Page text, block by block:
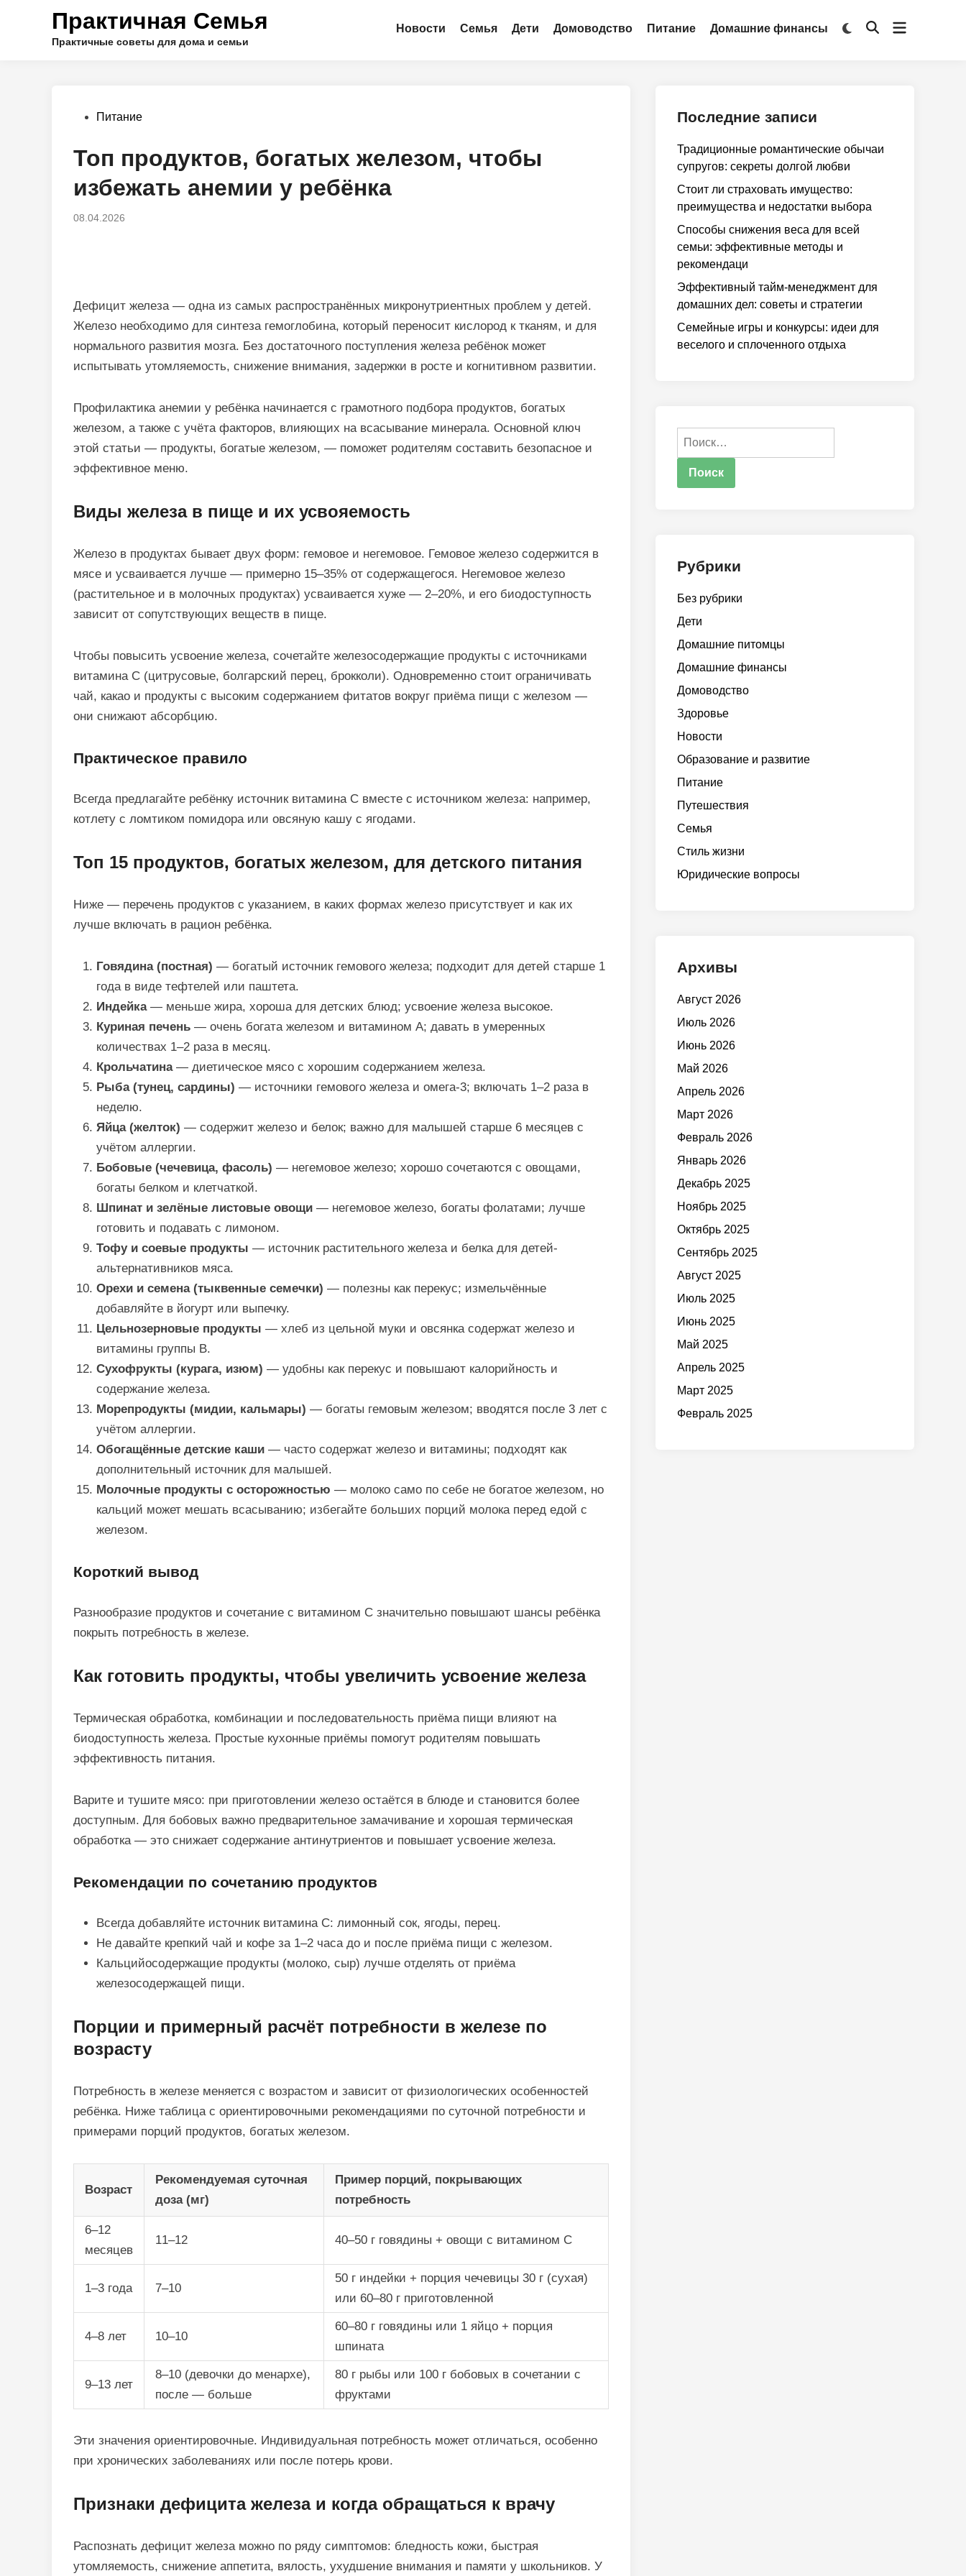
содержимому
Практичная Семья
Практичные советы для дома и семьи
Новости Семья Дети Домоводство Питание Домашние финансы
Переключить
на
ОткрытьОткрыть
Опубликовано
Питание
Топ продуктов, богатых железом, чтобы
избежать анемии у ребёнка
08.04.2026
Дефицит железа — одна из самых распространённых микронутриентных проблем у детей.
Железо необходимо для синтеза гемоглобина, который переносит кислород к тканям, и для
нормального развития мозга. Без достаточного поступления железа ребёнок может
испытывать утомляемость, снижение внимания, задержки в росте и когнитивном развитии.
Профилактика анемии у ребёнка начинается с грамотного подбора продуктов, богатых
железом, а также с учёта факторов, влияющих на всасывание минерала. Основной ключ
этой статьи — продукты, богатые железом, — поможет родителям составить безопасное и
эффективное меню.
Виды железа в пище и их усвояемость
Железо в продуктах бывает двух форм: гемовое и негемовое. Гемовое железо содержится в
мясе и усваивается лучше — примерно 15–35% от содержащегося. Негемовое железо
(растительное и в молочных продуктах) усваивается хуже — 2–20%, и его биодоступность
зависит от сопутствующих веществ в пище.
Чтобы повысить усвоение железа, сочетайте железосодержащие продукты с источниками
витамина C (цитрусовые, болгарский перец, брокколи). Одновременно стоит ограничивать
чай, какао и продукты с высоким содержанием фитатов вокруг приёма пищи с железом —
они снижают абсорбцию.
Практическое правило
Всегда предлагайте ребёнку источник витамина C вместе с источником железа: например,
котлету с ломтиком помидора или овсяную кашу с ягодами.
Топ 15 продуктов, богатых железом, для детского питания
Ниже — перечень продуктов с указанием, в каких формах железо присутствует и как их
лучше включать в рацион ребёнка.
Говядина (постная) — богатый источник гемового железа; подходит для детей старше 1
года в виде тефтелей или паштета.
Индейка— меньше жира, хороша для детских блюд; усвоение железа высокое.
Куриная печень — очень богата железом и витамином A; давать в умеренных
количествах 1–2 раза в месяц.
Крольчатина— диетическое мясо с хорошим содержанием железа.
Рыба (тунец, сардины) — источники гемового железа и омега-3; включать 1–2 раза в
неделю.
Яйца (желток) — содержит железо и белок; важно для малышей старше 6 месяцев с
учётом аллергии.
Бобовые (чечевица, фасоль) — негемовое железо; хорошо сочетаются с овощами,
богаты белком и клетчаткой.
Шпинат и зелёные листовые овощи — негемовое железо, богаты фолатами; лучше
готовить и подавать с лимоном.
Тофу и соевые продукты — источник растительного железа и белка для детей-
альтернативников мяса.
Орехи и семена (тыквенные семечки) — полезны как перекус; измельчённые
добавляйте в йогурт или выпечку.
Цельнозерновые продукты — хлеб из цельной муки и овсянка содержат железо и
витамины группы B.
Сухофрукты (курага, изюм) — удобны как перекус и повышают калорийность и
содержание железа.
Морепродукты (мидии, кальмары) — богаты гемовым железом; вводятся после 3 лет с
учётом аллергии.
Обогащённые детские каши — часто содержат железо и витамины; подходят как
дополнительный источник для малышей.
Молочные продукты с осторожностью — молоко само по себе не богатое железом, но
кальций может мешать всасыванию; избегайте больших порций молока перед едой с
железом.
Короткий вывод
Разнообразие продуктов и сочетание с витамином C значительно повышают шансы ребёнка
покрыть потребность в железе.
Как готовить продукты, чтобы увеличить усвоение железа
Термическая обработка, комбинации и последовательность приёма пищи влияют на
биодоступность железа. Простые кухонные приёмы помогут родителям повышать
эффективность питания.
Варите и тушите мясо: при приготовлении железо остаётся в блюде и становится более
доступным. Для бобовых важно предварительное замачивание и хорошая термическая
обработка — это снижает содержание антинутриентов и повышает усвоение железа.
Рекомендации по сочетанию продуктов
Всегда добавляйте источник витамина C: лимонный сок, ягоды, перец.
Не давайте крепкий чай и кофе за 1–2 часа до и после приёма пищи с железом.
Кальцийосодержащие продукты (молоко, сыр) лучше отделять от приёма
железосодержащей пищи.
Порции и примерный расчёт потребности в железе по
возрасту
Потребность в железе меняется с возрастом и зависит от физиологических особенностей
ребёнка. Ниже таблица с ориентировочными рекомендациями по суточной потребности и
примерами порций продуктов, богатых железом.
Возраст
Рекомендуемая суточная
доза (мг)
Пример порций, покрывающих
потребность
6–12
месяцев
11–12 40–50 г говядины + овощи с витамином C
1–3 года 7–10
50 г индейки + порция чечевицы 30 г (сухая)
или 60–80 г приготовленной
4–8 лет 10–10
60–80 г говядины или 1 яйцо + порция
шпината
9–13 лет
8–10 (девочки до менархе),
после — больше
80 г рыбы или 100 г бобовых в сочетании с
фруктами
Эти значения ориентировочные. Индивидуальная потребность может отличаться, особенно
при хронических заболеваниях или после потерь крови.
Признаки дефицита железа и когда обращаться к врачу
Распознать дефицит железа можно по ряду симптомов: бледность кожи, быстрая
утомляемость, снижение аппетита, вялость, ухудшение внимания и памяти у школьников. У
Последние записи
Традиционные романтические обычаи
супругов: секреты долгой любви
Стоит ли страховать имущество:
преимущества и недостатки выбора
Способы снижения веса для всей
семьи: эффективные методы и
рекомендаци
Эффективный тайм-менеджмент для
домашних дел: советы и стратегии
Семейные игры и конкурсы: идеи для
веселого и сплоченного отдыха
Найти:
Рубрики
Без рубрики
Дети
Домашние питомцы
Домашние финансы
Домоводство
Здоровье
Новости
Образование и развитие
Питание
Путешествия
Семья
Стиль жизни
Юридические вопросы
Архивы
Август 2026
Июль 2026
Июнь 2026
Май 2026
Апрель 2026
Март 2026
Февраль 2026
Январь 2026
Декабрь 2025
Ноябрь 2025
Октябрь 2025
Сентябрь 2025
Август 2025
Июль 2025
Июнь 2025
Май 2025
Апрель 2025
Март 2025
Февраль 2025